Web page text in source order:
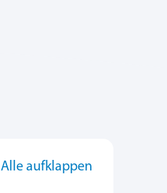
Alle aufklappen